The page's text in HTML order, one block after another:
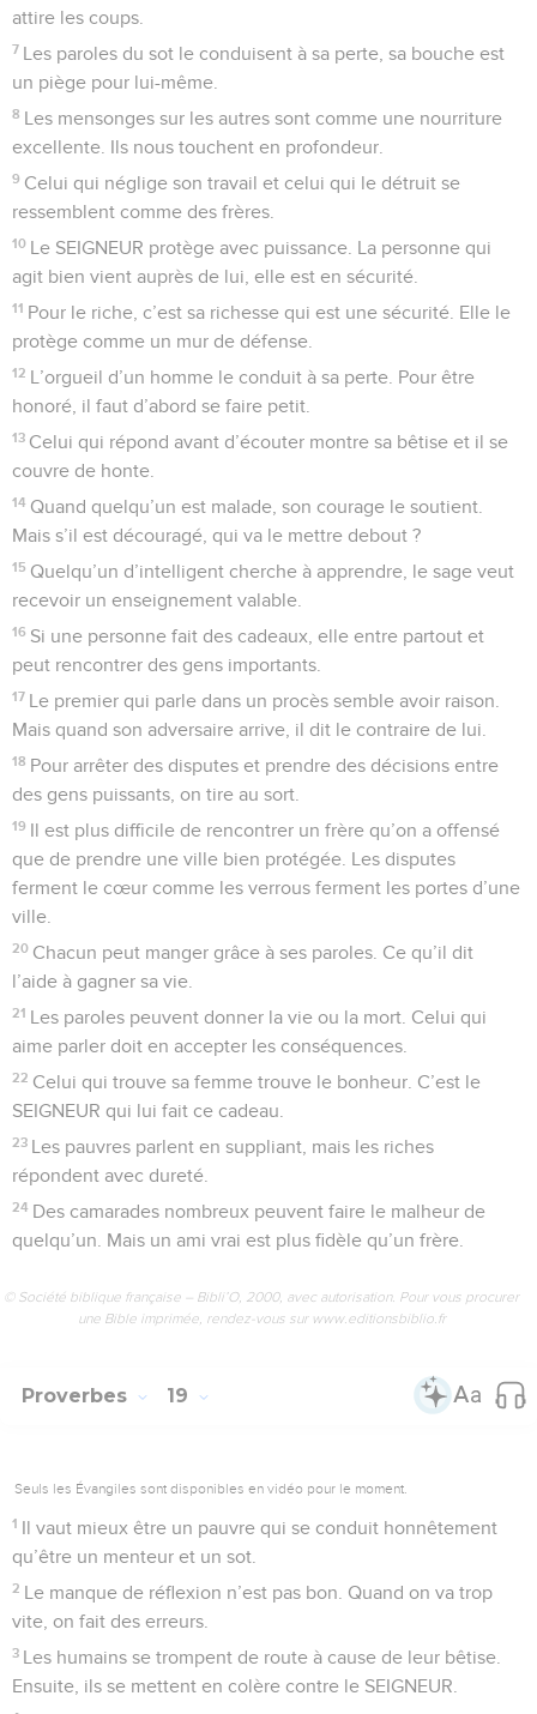
attire les coups.
7 Les paroles du sot le conduisent à sa perte, sa bouche est
un piège pour lui-même.
8 Les mensonges sur les autres sont comme une nourriture
excellente. Ils nous touchent en profondeur.
9 Celui qui néglige son travail et celui qui le détruit se
ressemblent comme des frères.
10 Le SEIGNEUR protège avec puissance. La personne qui
agit bien vient auprès de lui, elle est en sécurité.
11 Pour le riche, c’est sa richesse qui est une sécurité. Elle le
protège comme un mur de défense.
12 L’orgueil d’un homme le conduit à sa perte. Pour être
honoré, il faut d’abord se faire petit.
13 Celui qui répond avant d’écouter montre sa bêtise et il se
couvre de honte.
14 Quand quelqu’un est malade, son courage le soutient.
Mais s’il est découragé, qui va le mettre debout ?
15 Quelqu’un d’intelligent cherche à apprendre, le sage veut
recevoir un enseignement valable.
16 Si une personne fait des cadeaux, elle entre partout et
peut rencontrer des gens importants.
17 Le premier qui parle dans un procès semble avoir raison.
Mais quand son adversaire arrive, il dit le contraire de lui.
18 Pour arrêter des disputes et prendre des décisions entre
des gens puissants, on tire au sort.
19 Il est plus difficile de rencontrer un frère qu’on a offensé
que de prendre une ville bien protégée. Les disputes
ferment le cœur comme les verrous ferment les portes d’une
ville.
20 Chacun peut manger grâce à ses paroles. Ce qu’il dit
l’aide à gagner sa vie.
21 Les paroles peuvent donner la vie ou la mort. Celui qui
aime parler doit en accepter les conséquences.
22 Celui qui trouve sa femme trouve le bonheur. C’est le
SEIGNEUR qui lui fait ce cadeau.
23 Les pauvres parlent en suppliant, mais les riches
répondent avec dureté.
24 Des camarades nombreux peuvent faire le malheur de
quelqu’un. Mais un ami vrai est plus fidèle qu’un frère.
© Société biblique française – Bibli’O, 2000, avec autorisation. Pour vous procurer
une Bible imprimée, rendez-vous sur www.editionsbiblio.fr
Proverbes 19
Seuls les Évangiles sont disponibles en vidéo pour le moment.
1 Il vaut mieux être un pauvre qui se conduit honnêtement
qu’être un menteur et un sot.
2 Le manque de réflexion n’est pas bon. Quand on va trop
vite, on fait des erreurs.
3 Les humains se trompent de route à cause de leur bêtise.
Ensuite, ils se mettent en colère contre le SEIGNEUR.